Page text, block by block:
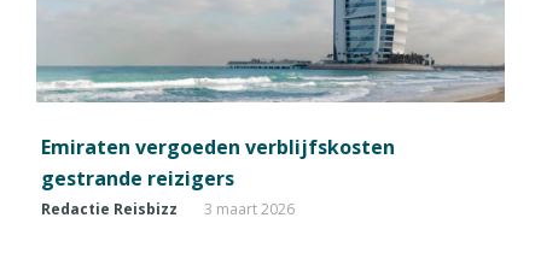
Emiraten vergoeden verblijfskosten
gestrande reizigers
Redactie Reisbizz 3 maart 2026